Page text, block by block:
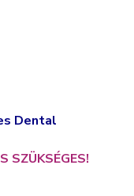
Dental
SZÜKSÉGES!